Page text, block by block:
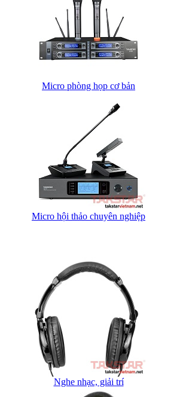
Micro phòng họp cơ bản
Micro hội thảo chuyên nghiệp
Nghe nhạc, giải trí